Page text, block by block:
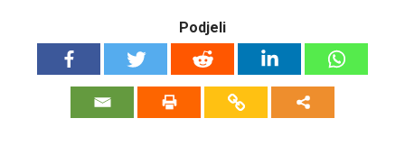
Podjeli